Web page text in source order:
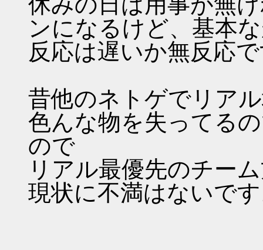
ンになるけど、基本
反応は遅いか無反応
昔他のネトゲでリア
色んな物を失ってる
ので
リアル最優先のチー
現状に不満はないで